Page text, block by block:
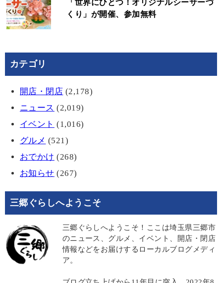
「世界にひとつ！オリジナルシーサーづ
くり」が開催、参加無料
カテゴリ
開店・閉店 (2,178)
ニュース (2,019)
イベント (1,016)
グルメ (521)
おでかけ (268)
お知らせ (267)
三郷ぐらしへようこそ
三郷ぐらしへようこそ！ここは埼玉県三郷市
のニュース、グルメ、イベント、開店・閉店
情報などをお届けするローカルブログメディ
ア。